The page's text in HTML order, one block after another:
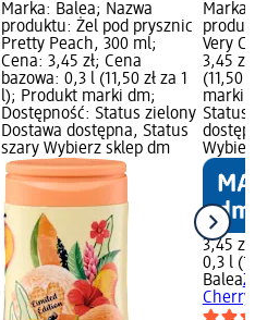
Marka: Balea; Nazwa
produktu: Żel pod prysznic
Pretty Peach, 300 ml;
Cena: 3,45 zł; Cena
bazowa: 0,3 l (11,50 zł za 1
l); Produkt marki dm;
Dostępność: Status zielony
Dostawa dostępna, Status
szary Wybierz sklep dm
Marka:
Very
3,45 zł;
(11,50
marki
Status
Wybierz
3,45 zł
0,3 l
Balea
Cherry,